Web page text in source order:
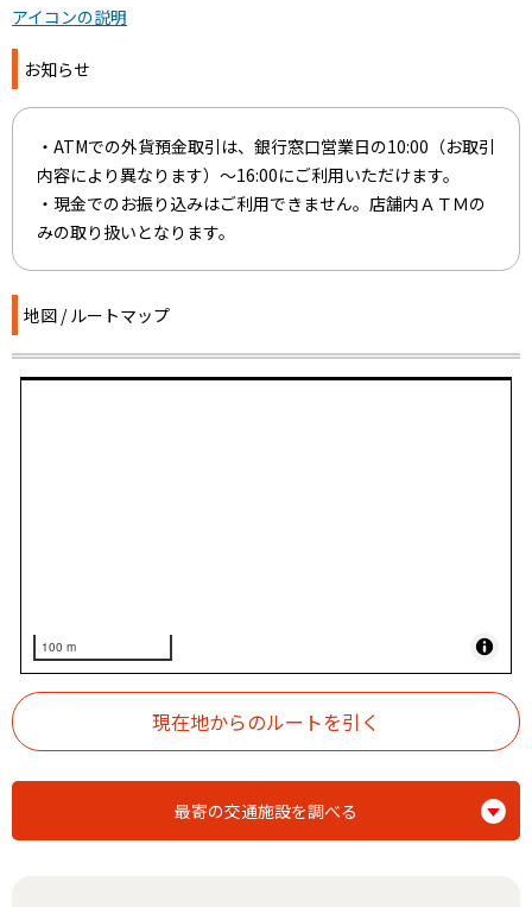
アイコンの説明
お知らせ
・ATMでの外貨預金取引は、銀行窓口営業日の10:00（お取引
内容により異なります）～16:00にご利用いただけます。
・現金でのお振り込みはご利用できません。店舗内ＡＴＭの
みの取り扱いとなります。
地図 / ルートマップ
100 m
最寄の交通施設を調べる